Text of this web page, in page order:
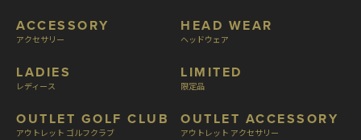
ACCESSORY
アクセサリー
LADIES
レディース
OUTLET GOLF CLUB
アウトレット ゴルフクラブ
HEAD WEAR
ヘッドウェア
LIMITED
限定品
OUTLET ACCESSORY
アウトレット アクセサリー